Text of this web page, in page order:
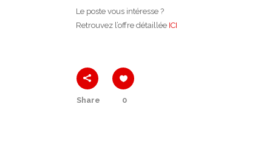
Le poste vous intéresse ?
Retrouvez l’offre détaillée ICI
Share 0